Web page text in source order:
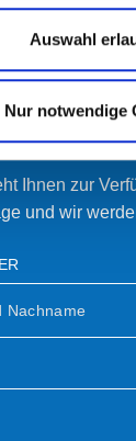
Auswahl
Nur notwendige
Ihnen zur
und wir